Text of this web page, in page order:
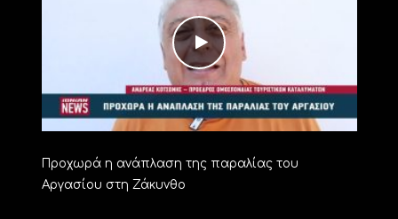
Προχωρά η ανάπλαση της παραλίας του
Αργασίου στη Ζάκυνθο